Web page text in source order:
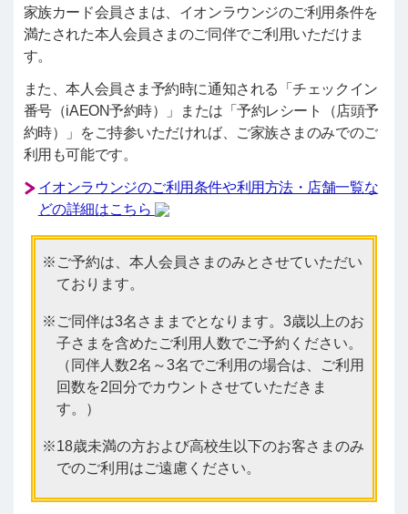
家族カード会員さまは、イオンラウンジのご利用条件を
満たされた本人会員さまのご同伴でご利用いただけま
す。
また、本人会員さま予約時に通知される「チェックイン
番号（iAEON予約時）」または「予約レシート（店頭予
約時）」をご持参いただければ、ご家族さまのみでのご
利用も可能です。
イオンラウンジのご利用条件や利用方法・店舗一覧な
どの詳細はこちら
ご予約は、本人会員さまのみとさせていただい
ております。
ご同伴は3名さままでとなります。3歳以上のお
子さまを含めたご利用人数でご予約ください。
（同伴人数2名～3名でご利用の場合は、ご利用
回数を2回分でカウントさせていただきま
す。）
18歳未満の方および高校生以下のお客さまのみ
でのご利用はご遠慮ください。